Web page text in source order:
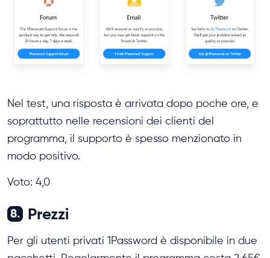
Nel test, una risposta è arrivata dopo poche ore, e
soprattutto nelle recensioni dei clienti del
programma, il supporto è spesso menzionato in
modo positivo.
Voto: 4,0
8. Prezzi
Per gli utenti privati 1Password è disponibile in due